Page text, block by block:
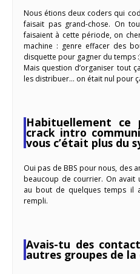
Nous étions deux coders qui
faisait pas grand-chose. On
faisaient à cette période, on
machine : genre effacer des
disquette pour gagner du temps
Mais question d’organiser tout
les distribuer… on était nul pour
Habituellement
crack intro
vous c’était plus du
Oui pas de BBS pour nous, des
beaucoup de courrier. On avait
au bout de quelques temps il
rempli.
Avais-tu des
autres groupes de la